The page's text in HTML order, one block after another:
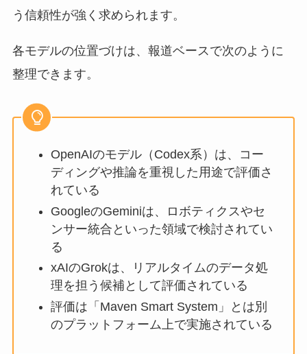
う信頼性が強く求められます。
各モデルの位置づけは、報道ベースで次のように
整理できます。
OpenAIのモデル（Codex系）は、コー
ディングや推論を重視した用途で評価さ
れている
GoogleのGeminiは、ロボティクスやセ
ンサー統合といった領域で検討されてい
る
xAIのGrokは、リアルタイムのデータ処
理を担う候補として評価されている
評価は「Maven Smart System」とは別
のプラットフォーム上で実施されている